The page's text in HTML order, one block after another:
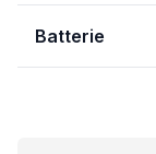
Batterie